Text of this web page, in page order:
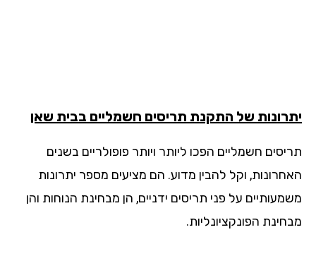
של התקנת תריסים חשמליים בבית שאן
חשמליים הפכו ליותר ויותר פופולריים בשנים
וקל להבין מדוע. הם מציעים מספר יתרונות
על פני תריסים ידניים, הן מבחינת הנוחות והן
הפונקציונליות.